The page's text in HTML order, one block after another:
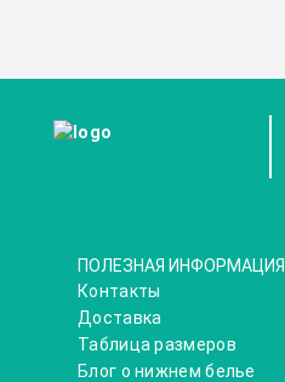
ПОЛЕЗНАЯ ИНФОРМАЦИЯ
Контакты
Доставка
Таблица размеров
Блог о нижнем белье